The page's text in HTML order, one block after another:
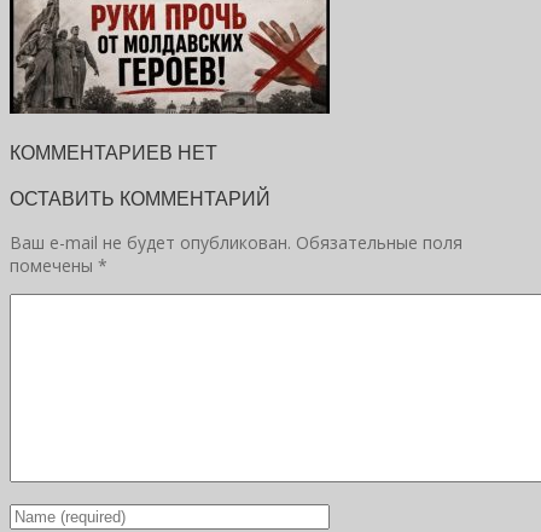
КОММЕНТАРИЕВ НЕТ
ОСТАВИТЬ КОММЕНТАРИЙ
Ваш e-mail не будет опубликован. Обязательные поля
помечены *